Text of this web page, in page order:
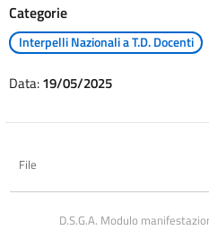
Categorie
Interpelli Nazionali a T.D. Docenti
Data:19/05/2025
File
D.S.G.A. Modulo